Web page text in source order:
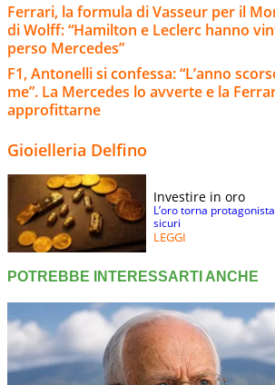
Ferrari, la formula di Vasseur per il
di Wolff: “Hamilton e Leclerc hanno
perso Mercedes”
F1, Antonelli si confessa: “L’anno
me”. La Mercedes lo avverte e la
approfittarne
Gioielleria Delfino
Investire in oro
L’oro torna
sicuri
LEGGI